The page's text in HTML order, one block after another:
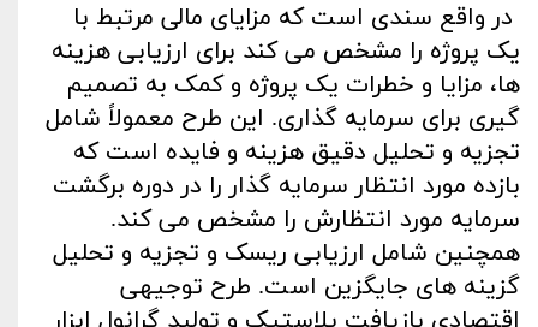
در واقع سندی است که مزایای مالی مرتبط با
یک پروژه را مشخص می کند برای ارزیابی هزینه
ها، مزایا و خطرات یک پروژه و کمک به تصمیم
گیری برای سرمایه گذاری. این طرح معمولاً شامل
تجزیه و تحلیل دقیق هزینه و فایده است که
بازده مورد انتظار سرمایه گذار را در دوره برگشت
سرمایه مورد انتظارش را مشخص می کند.
همچنین شامل ارزیابی ریسک و تجزیه و تحلیل
گزینه های جایگزین است. طرح توجیهی